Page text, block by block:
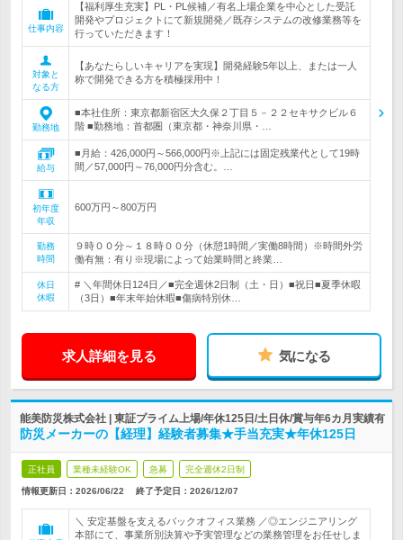
仕事内容
【福利厚生充実】PL・PL候補／有名上場企業を中心とした受託
開発やプロジェクトにて新規開発／既存システムの改修業務等を
行っていただきます！
対象と
なる方
【あなたらしいキャリアを実現】開発経験5年以上、または一人
称で開発できる方を積極採用中！
勤務地
■本社住所：東京都新宿区大久保２丁目５－２２セキサクビル６
階 ■勤務地：首都圏（東京都・神奈川県・…
給与
■月給：426,000円～566,000円※上記には固定残業代として19時
間／57,000円～76,000円分含む。…
初年度
年収
600万円～800万円
勤務
時間
９時００分～１８時００分（休憩1時間／実働8時間）※時間外労
働有無：有り※現場によって始業時間と終業…
休日
休暇
# ＼年間休日124日／■完全週休2日制（土・日）■祝日■夏季休暇
（3日）■年末年始休暇■傷病特別休…
求人詳細を見る 気になる
能美防災株式会社 | 東証プライム上場/年休125日/土日休/賞与年6カ月実績有
防災メーカーの【経理】経験者募集★手当充実★年休125日
正社員 業種未経験OK 急募 完全週休2日制
情報更新日：2026/06/22 終了予定日： 2026/12/07
＼ 安定基盤を支えるバックオフィス業務 ／◎エンジニアリング
本部にて、事業所別決算や予実管理などの業務管理をお任せしま